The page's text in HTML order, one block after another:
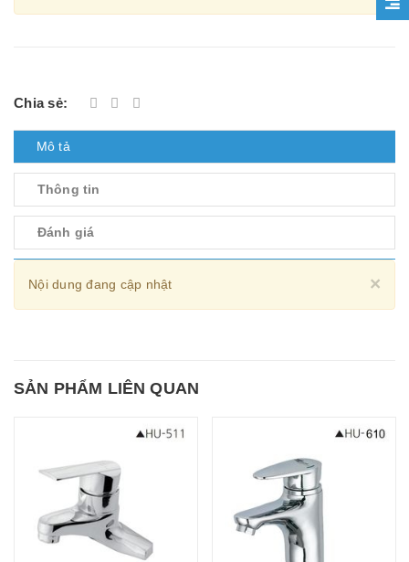
Chia sẻ:
Mô tả
Thông tin
Đánh giá
×
Nội dung đang cập nhật
SẢN PHẨM LIÊN QUAN